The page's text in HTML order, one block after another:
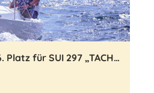
Ausgezeichneter 6. Platz für SUI 297 „TACHISTON“ mit Norbert Stadler (SGYC) und seinem Team Ralph Müntener und Olof Pietzko